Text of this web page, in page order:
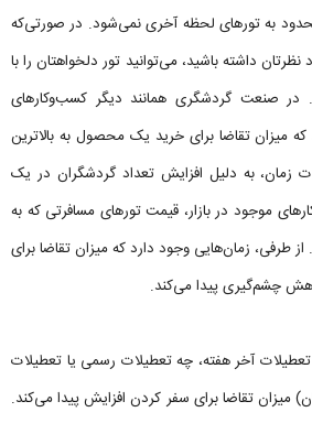
به تورهای لحظه آخری نمی‌شود. در صورتی‌که
داشته باشید، می‌توانید تور دلخواهتان را با
در صنعت گردشگری همانند دیگر کسب‌وکارهای
میزان تقاضا برای خرید یک محصول به بالاترین
به دلیل افزایش تعداد گردشگران در یک
موجود در بازار، قیمت تورهای مسافرتی که به
طرفی، زمان‌هایی وجود دارد که میزان تقاضا برای
چشم‌گیری پیدا می‌کند.
آخر هفته، چه تعطیلات رسمی یا تعطیلات
میزان تقاضا برای سفر کردن افزایش پیدا می‌کند.